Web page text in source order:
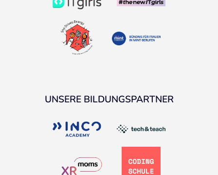
UNSERE BILDUNGSPARTNER